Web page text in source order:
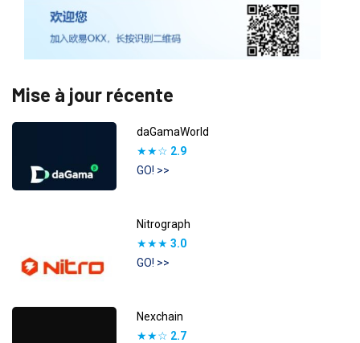
Mise à jour récente
daGamaWorld
★★☆ 2.9
GO! >>
Nitrograph
★★★ 3.0
GO! >>
Nexchain
★★☆ 2.7